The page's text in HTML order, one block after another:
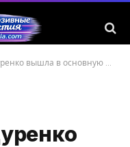
в основную сетку турнира в Мексике